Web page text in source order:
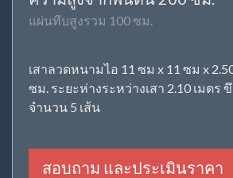
แผ่นทึบสูงรวม 100 ซม.
เสาลวดหนามไอ 11 ซม x 11 ซม x
ซม. ระยะห่างระหว่างเสา 2.10 เมตร
จำนวน 5 เส้น
สอบถาม และประเมินราคา